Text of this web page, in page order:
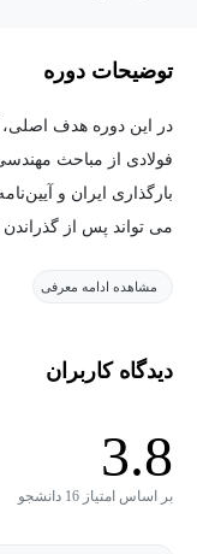
توضیحات دوره
در این دوره هدف
فولادی از مباحث
بارگذاری ایران و
می تواند پس از
را انجام دهد.
دوره آموزش طراحی
پیچیده‌­ترین مباحث
می‌توانیم بگوییم این
عمرانی و طراحی سازه
مشاهده ادامه معرفی
دیدگاه کاربران
3.8
بر اساس امتیاز 16 دانشجو